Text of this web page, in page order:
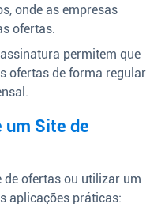
onde as empresas
ofertas.
permitem que
ofertas de forma regular
um Site de
de ofertas ou utilizar um
aplicações práticas: